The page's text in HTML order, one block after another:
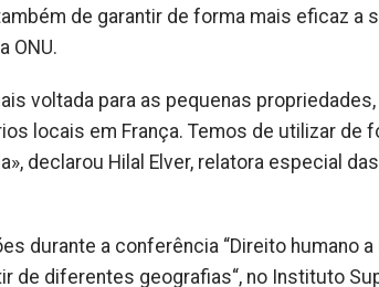
de garantir de forma mais eficaz a
ONU.
voltada para as pequenas
locais em França. Temos de utilizar de
declarou Hilal Elver, relatora especial
durante a conferência “Direito humano
de diferentes geografias“, no Instituto